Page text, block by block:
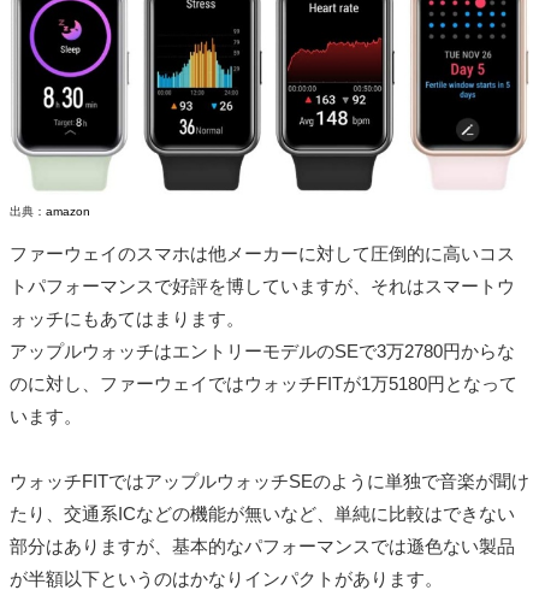
出典： amazon
ファーウェイのスマホは他メーカーに対して圧倒的に高いコス
トパフォーマンスで好評を博していますが、それはスマートウ
ォッチにもあてはまります。
アップルウォッチはエントリーモデルのSEで3万2780円からな
のに対し、ファーウェイではウォッチFITが1万5180円となって
います。
ウォッチFITではアップルウォッチSEのように単独で音楽が聞け
たり、交通系ICなどの機能が無いなど、単純に比較はできない
部分はありますが、基本的なパフォーマンスでは遜色ない製品
が半額以下というのはかなりインパクトがあります。